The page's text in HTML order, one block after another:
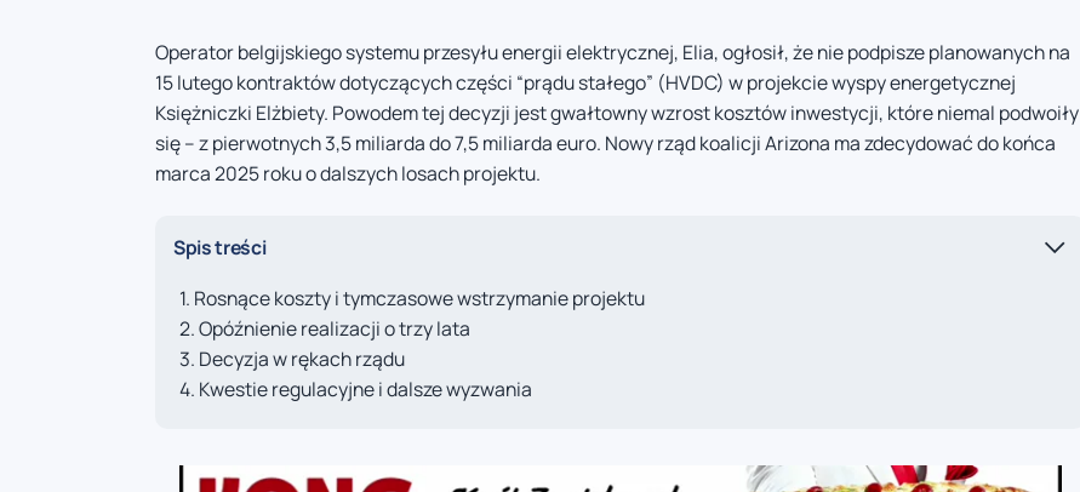
Operator belgijskiego systemu przesyłu energii elektrycznej, Elia, ogłosił, że nie podpisze planowanych na
15 lutego kontraktów dotyczących części “prądu stałego” (HVDC) w projekcie wyspy energetycznej
Księżniczki Elżbiety. Powodem tej decyzji jest gwałtowny wzrost kosztów inwestycji, które niemal podwoiły
się – z pierwotnych 3,5 miliarda do 7,5 miliarda euro. Nowy rząd koalicji Arizona ma zdecydować do końca
marca 2025 roku o dalszych losach projektu.
Spis treści
Rosnące koszty i tymczasowe wstrzymanie projektu
Opóźnienie realizacji o trzy lata
Decyzja w rękach rządu
Kwestie regulacyjne i dalsze wyzwania